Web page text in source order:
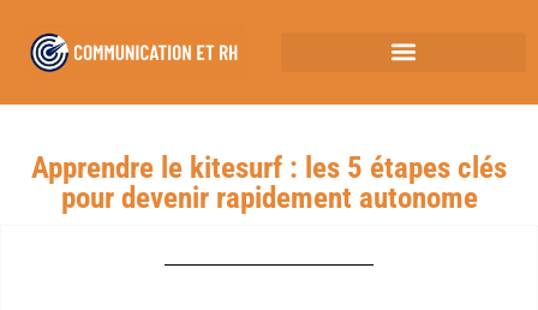
Apprendre le kitesurf : les 5 étapes clés
pour devenir rapidement autonome